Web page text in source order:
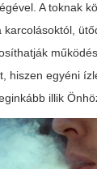
A toknak
hiszen egyéni
illik